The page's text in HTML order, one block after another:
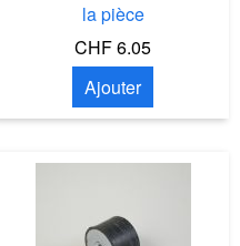
la pièce
CHF 6.05
Ajouter